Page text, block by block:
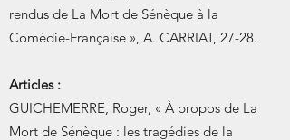
rendus de La Mort de Sénèque à la
Comédie-Française », A. CARRIAT, 27-28.
Articles :
GUICHEMERRE, Roger, « À propos de La
Mort de Sénèque : les tragédies de la